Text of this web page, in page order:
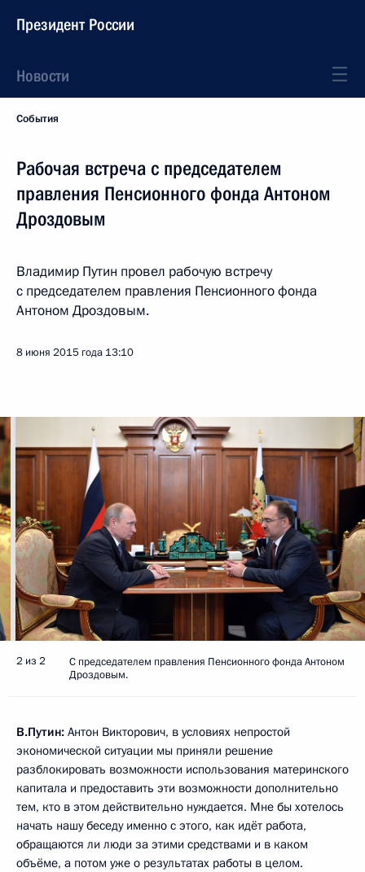
Президент России
Новости
События
Рабочая встреча с председателем
правления Пенсионного фонда Антоном
Дроздовым
Владимир Путин провел рабочую встречу
с председателем правления Пенсионного фонда
Антоном Дроздовым.
8 июня 2015 года 13:10
2 из 2
С председателем правления Пенсионного фонда Антоном
Дроздовым.
В.Путин: Антон Викторович, в условиях непростой
экономической ситуации мы приняли решение
разблокировать возможности использования материнского
капитала и предоставить эти возможности дополнительно
тем, кто в этом действительно нуждается. Мне бы хотелось
начать нашу беседу именно с этого, как идёт работа,
обращаются ли люди за этими средствами и в каком
объёме, а потом уже о результатах работы в целом.